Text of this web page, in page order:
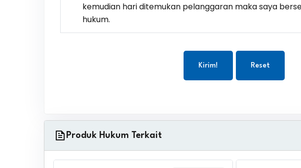
kemudian hari ditemukan pelanggaran maka saya
hukum.
Kirim! Reset
Produk Hukum Terkait